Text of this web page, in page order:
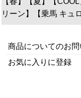
リーン】【乗馬 キュ
商品についてのお
お気に入りに登録